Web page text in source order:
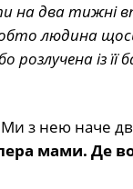
два тижні
людина
із її
з нею наче
мами. Де